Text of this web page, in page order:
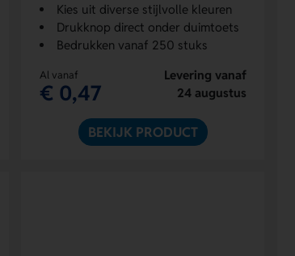
Kies uit diverse stijlvolle kleuren
Drukknop direct onder duimtoets
Bedrukken vanaf 250 stuks
Al vanaf
€ 0,47
Levering vanaf
24 augustus
BEKIJK PRODUCT